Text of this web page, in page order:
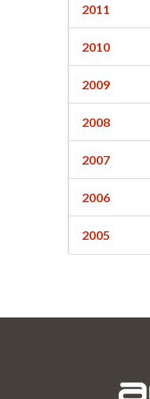
2011
2010
2009
2008
2007
2006
2005